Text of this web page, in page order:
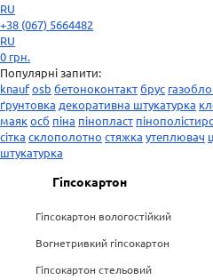
RU
+38 (067) 5664482
RU
0 грн.
Популярні запити:
knaufosb бетоноконтактбрус
ґрунтовка декоративна штукатурка
маякосб піна пінопласт
сітка склополотно стяжка утеплювач
штукатурка
Гіпсокартон
Гіпсокартон вологостійкий
Вогнетривкий гіпсокартон
Гіпсокартон стельовий